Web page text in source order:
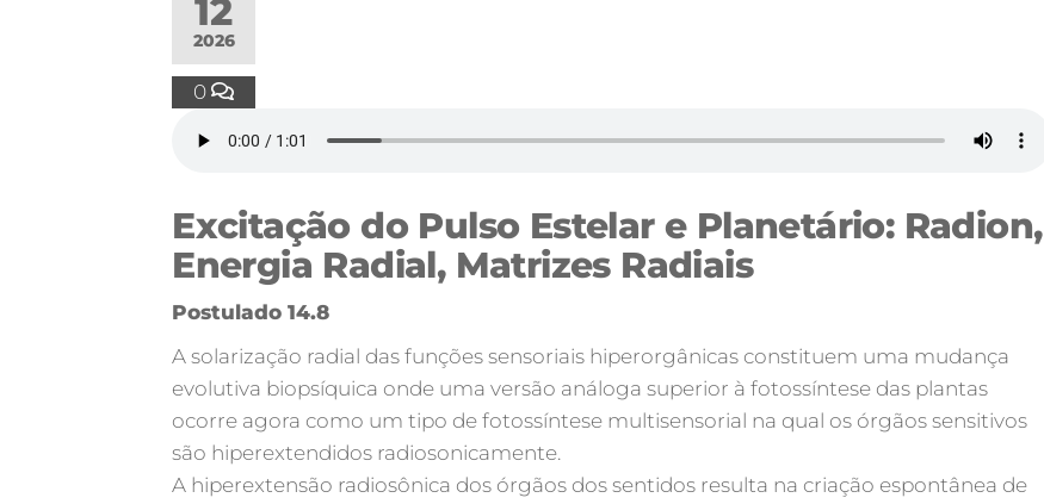
12
2026
0
Excitação do Pulso Estelar e Planetário: Radion,
Energia Radial, Matrizes Radiais
Postulado 14.8
A solarização radial das funções sensoriais hiperorgânicas constituem uma mudança
evolutiva biopsíquica onde uma versão análoga superior à fotossíntese das plantas
ocorre agora como um tipo de fotossíntese multisensorial na qual os órgãos sensitivos
são hiperextendidos radiosonicamente.
A hiperextensão radiosônica dos órgãos dos sentidos resulta na criação espontânea de